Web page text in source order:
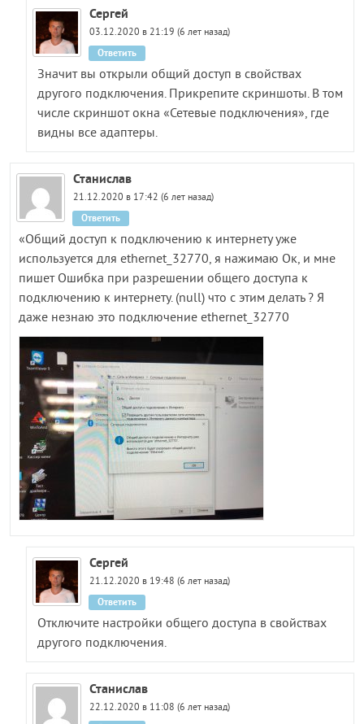
Сергей
03.12.2020 в 21:19 (6 лет назад)
Значит вы открыли общий доступ в свойствах
другого подключения. Прикрепите скриншоты. В том
числе скриншот окна «Сетевые подключения», где
видны все адаптеры.
Ответить
Станислав
21.12.2020 в 17:42 (6 лет назад)
«Общий доступ к подключению к интернету уже
используется для ethernet_32770, я нажимаю Ок, и мне
пишет Ошибка при разрешении общего доступа к
подключению к интернету. (null) что с этим делать ? Я
даже незнаю это подключение ethernet_32770
Ответить
Сергей
21.12.2020 в 19:48 (6 лет назад)
Отключите настройки общего доступа в свойствах
другого подключения.
Ответить
Станислав
22.12.2020 в 11:08 (6 лет назад)